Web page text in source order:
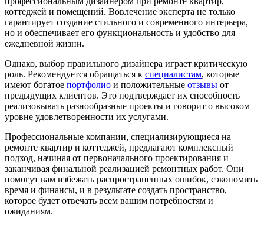
коттеджей и помещений. Вовлечение эксперта не только
гарантирует создание стильного и современного интерьера,
но и обеспечивает его функциональность и удобство для
ежедневной жизни.
Однако, выбор правильного дизайнера играет критическую
роль. Рекомендуется обращаться к специалистам, которые
имеют богатое портфолио и положительные отзывы от
предыдущих клиентов. Это подтверждает их способность
реализовывать разнообразные проекты и говорит о высоком
уровне удовлетворенности их услугами.
Профессиональные компании, специализирующиеся на
ремонте квартир и коттеджей, предлагают комплексный
подход, начиная от первоначального проектирования и
заканчивая финальной реализацией ремонтных работ. Они
помогут вам избежать распространенных ошибок, сэкономить
время и финансы, и в результате создать пространство,
которое будет отвечать всем вашим потребностям и
ожиданиям.